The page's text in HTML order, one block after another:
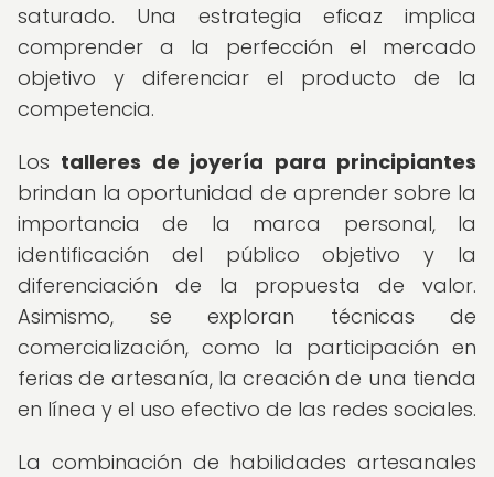
saturado. Una estrategia eficaz implica
comprender a la perfección el mercado
objetivo y diferenciar el producto de la
competencia.
Los talleres de joyería para principiantes
brindan la oportunidad de aprender sobre la
importancia de la marca personal, la
identificación del público objetivo y la
diferenciación de la propuesta de valor.
Asimismo, se exploran técnicas de
comercialización, como la participación en
ferias de artesanía, la creación de una tienda
en línea y el uso efectivo de las redes sociales.
La combinación de habilidades artesanales